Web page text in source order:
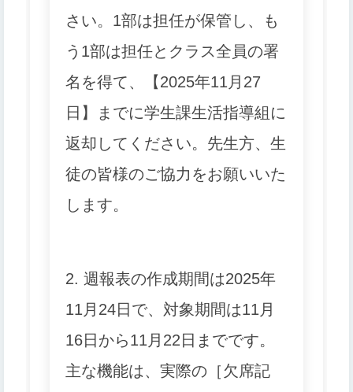
さい。1部は担任が保管し、
も
う1部は担任とクラス全員の署
名を得て、【2025年11月27
日】
までに学生課生活指導組に
返却してください。先生方、生
徒の皆様のご協力をお願いいた
します。
2. 週報表の作成期間は2025年
11月24日で、対象期間は11月
16日から11月22日までです。
主な機能は、実際の［欠席記